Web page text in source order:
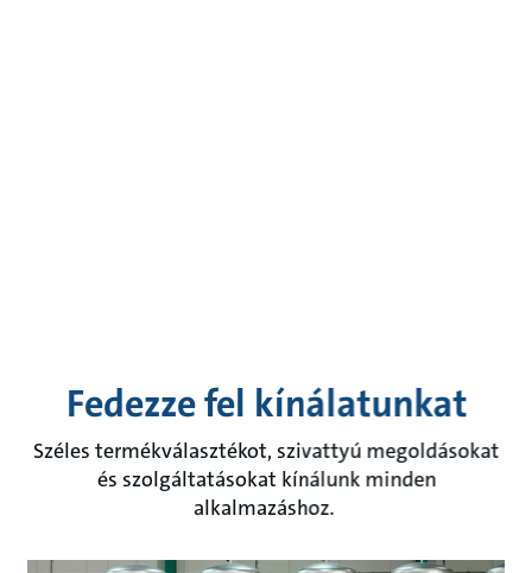
Fedezze fel kínálatunkat
Széles termékválasztékot, szivattyú megoldásokat
és szolgáltatásokat kínálunk minden
alkalmazáshoz.